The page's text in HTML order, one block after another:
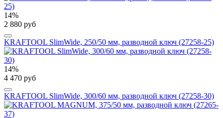
14%
2 880 руб
KRAFTOOL SlimWide, 250/50 мм, разводной ключ (27258-25)
14%
4 470 руб
KRAFTOOL SlimWide, 300/60 мм, разводной ключ (27258-30)